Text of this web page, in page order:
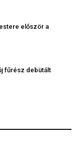
először a
fűrész debütált